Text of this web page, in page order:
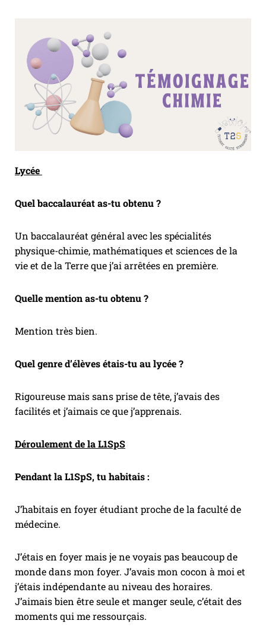
Lycée
Quel baccalauréat as-tu obtenu ?
Un baccalauréat général avec les spécialités
physique-chimie, mathématiques et sciences de la
vie et de la Terre que j’ai arrêtées en première.
Quelle mention as-tu obtenu ?
Mention très bien.
Quel genre d’élèves étais-tu au lycée ?
Rigoureuse mais sans prise de tête, j’avais des
facilités et j’aimais ce que j’apprenais.
Déroulement de la L1SpS
Pendant la L1SpS, tu habitais :
J’habitais en foyer étudiant proche de la faculté de
médecine.
J’étais en foyer mais je ne voyais pas beaucoup de
monde dans mon foyer. J’avais mon cocon à moi et
j’étais indépendante au niveau des horaires.
J’aimais bien être seule et manger seule, c’était des
moments qui me ressourçais.